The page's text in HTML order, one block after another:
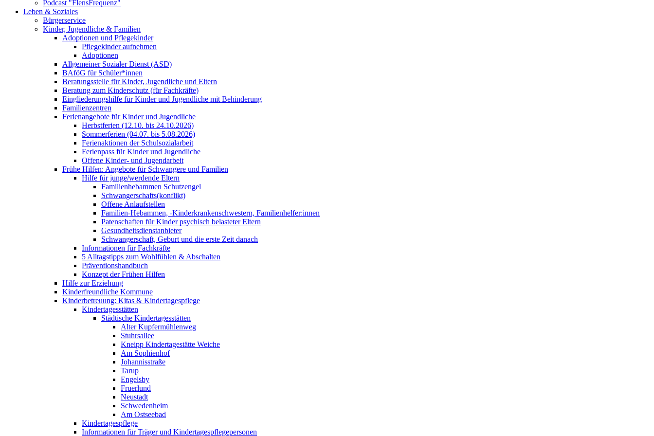
Podcast "FlensFrequenz"
Leben & Soziales
Bürgerservice
Kinder, Jugendliche & Familien
Adoptionen und Pflegekinder
Pflegekinder aufnehmen
Adoptionen
Allgemeiner Sozialer Dienst (ASD)
BAföG für Schüler*innen
Beratungsstelle für Kinder, Jugendliche und Eltern
Beratung zum Kinderschutz (für Fachkräfte)
Eingliederungshilfe für Kinder und Jugendliche mit Behinderung
Familienzentren
Ferienangebote für Kinder und Jugendliche
Herbstferien (12.10. bis 24.10.2026)
Sommerferien (04.07. bis 5.08.2026)
Ferienaktionen der Schulsozialarbeit
Ferienpass für Kinder und Jugendliche
Offene Kinder- und Jugendarbeit
Frühe Hilfen: Angebote für Schwangere und Familien
Hilfe für junge/werdende Eltern
Familienhebammen Schutzengel
Schwangerschafts(konflikt)
Offene Anlaufstellen
Familien-Hebammen, -Kinderkrankenschwestern, Familienhelfer:innen
Patenschaften für Kinder psychisch belasteter Eltern
Gesundheitsdienstanbieter
Schwangerschaft, Geburt und die erste Zeit danach
Informationen für Fachkräfte
5 Alltagstipps zum Wohlfühlen & Abschalten
Präventionshandbuch
Konzept der Frühen Hilfen
Hilfe zur Erziehung
Kinderfreundliche Kommune
Kinderbetreuung: Kitas & Kindertagespflege
Kindertagesstätten
Städtische Kindertagesstätten
Alter Kupfermühlenweg
Stuhrsallee
Kneipp Kindertagestätte Weiche
Am Sophienhof
Johannisstraße
Tarup
Engelsby
Fruerlund
Neustadt
Schwedenheim
Am Ostseebad
Kindertagespflege
Informationen für Träger und Kindertagespflegepersonen